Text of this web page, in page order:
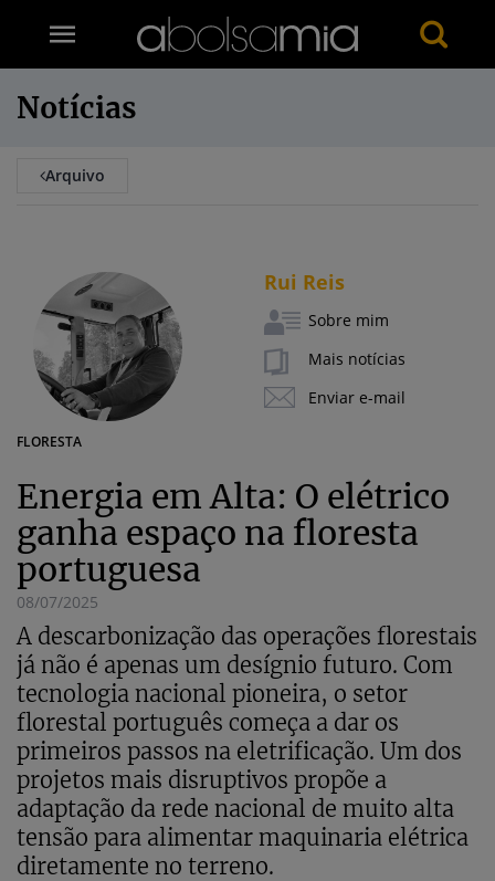
Notícias
Arquivo
Rui Reis
Sobre mim
Mais notícias
Enviar e-mail
FLORESTA
Energia em Alta: O elétrico
ganha espaço na floresta
portuguesa
08/07/2025
A descarbonização das operações florestais
já não é apenas um desígnio futuro. Com
tecnologia nacional pioneira, o setor
florestal português começa a dar os
primeiros passos na eletrificação. Um dos
projetos mais disruptivos propõe a
adaptação da rede nacional de muito alta
tensão para alimentar maquinaria elétrica
diretamente no terreno.